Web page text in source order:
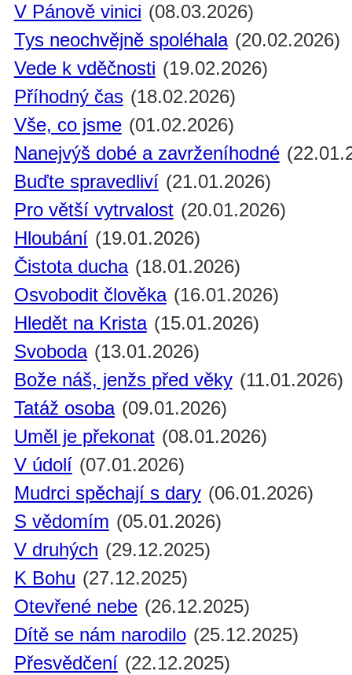
V Pánově vinici (08.03.2026)
Tys neochvějně spoléhala (20.02.2026)
Vede k vděčnosti (19.02.2026)
Příhodný čas (18.02.2026)
Vše, co jsme (01.02.2026)
Nanejvýš dobé a zavrženíhodné
Buďte spravedliví (21.01.2026)
Pro větší vytrvalost (20.01.2026)
Hloubání (19.01.2026)
Čistota ducha (18.01.2026)
Osvobodit člověka (16.01.2026)
Hledět na Krista (15.01.2026)
Svoboda (13.01.2026)
Bože náš, jenžs před věky (11.01.2026)
Tatáž osoba (09.01.2026)
Uměl je překonat (08.01.2026)
V údolí (07.01.2026)
Mudrci spěchají s dary (06.01.2026)
S vědomím (05.01.2026)
V druhých (29.12.2025)
K Bohu (27.12.2025)
Otevřené nebe (26.12.2025)
Dítě se nám narodilo (25.12.2025)
Přesvědčení (22.12.2025)